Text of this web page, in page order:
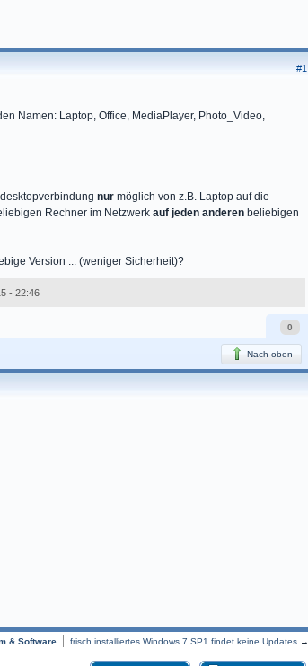
#1
Namen: Laptop, Office, MediaPlayer, Photo_Video,
nur möglich von z.B. Laptop auf die
Rechner im Netzwerk auf jeden anderen beliebigen
Version ... (weniger Sicherheit)?
- 22:46
0
Nach oben
& Software frisch installiertes Windows 7 SP1 findet keine Updates →